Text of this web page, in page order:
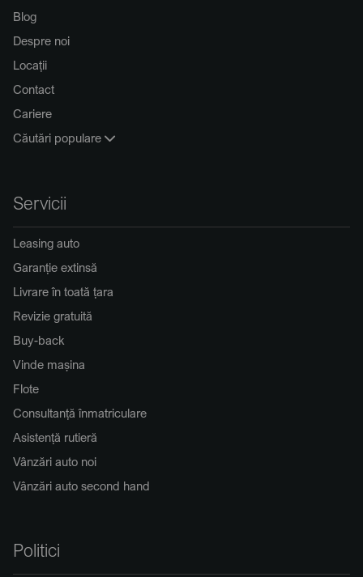
Blog
Despre noi
Locații
Contact
Cariere
Căutări populare
Servicii
Leasing auto
Garanție extinsă
Livrare în toată țara
Revizie gratuită
Buy-back
Vinde mașina
Flote
Consultanță înmatriculare
Asistență rutieră
Vânzări auto noi
Vânzări auto second hand
Politici